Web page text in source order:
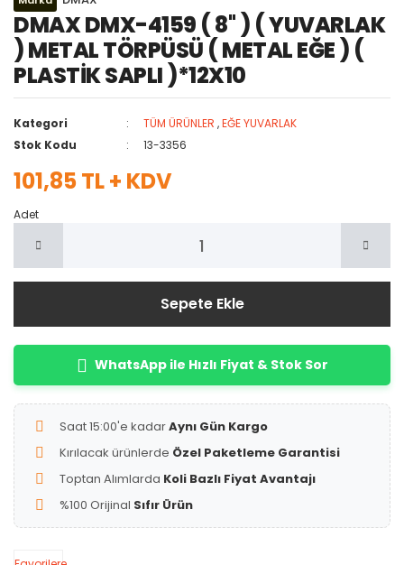
DMAX DMX-4159 ( 8'' ) ( YUVARLAK
) METAL TÖRPÜSÜ ( METAL EĞE ) (
PLASTİK SAPLI )*12X10
Kategori TÜM ÜRÜNLER ,EĞE YUVARLAK
Stok Kodu
13-3356
101,85 TL + KDV
Adet
Sepete Ekle
WhatsApp ile Hızlı Fiyat & Stok Sor
Saat 15:00'e kadarAynı Gün Kargo
Kırılacak ürünlerde Özel Paketleme Garantisi
Toptan Alımlarda Koli Bazlı Fiyat Avantajı
%100 Orijinal Sıfır Ürün